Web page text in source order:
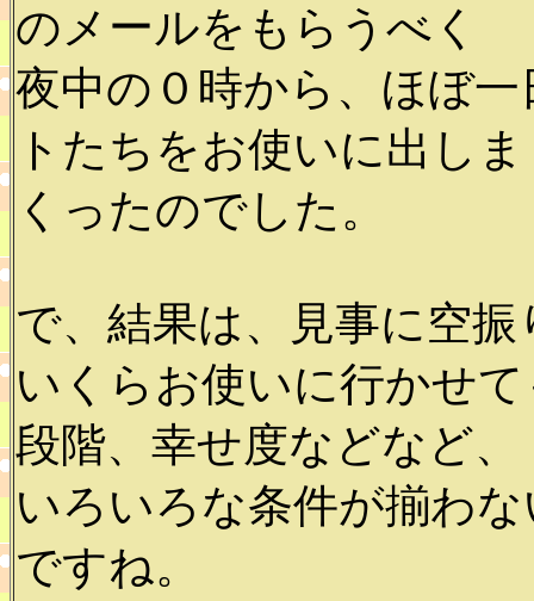
のメールをもらうべく
夜中の０時から、ほぼ
トたちをお使いに出しま
くったのでした。
で、結果は、見事に空
いくらお使いに行かせ
段階、幸せ度などなど、
いろいろな条件が揃わ
ですね。